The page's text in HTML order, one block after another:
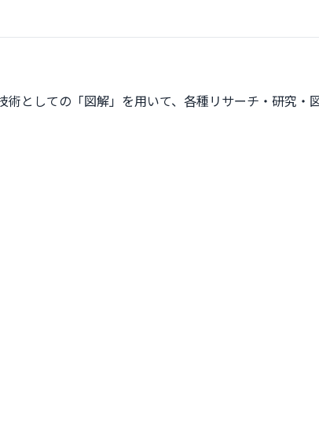
としての「図解」を用いて、各種リサーチ・研究・